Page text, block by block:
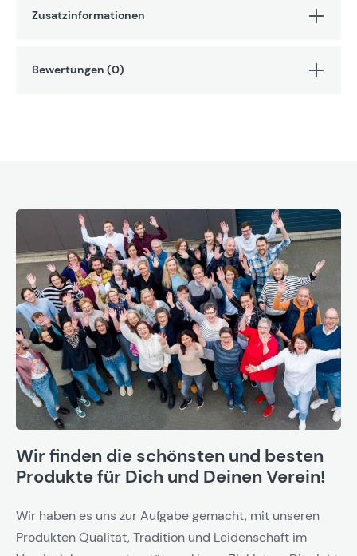
Zusatzinformationen
Bewertungen (0)
Wir finden die schönsten und besten
Produkte für Dich und Deinen Verein!
Wir haben es uns zur Aufgabe gemacht, mit unseren
Produkten Qualität, Tradition und Leidenschaft im